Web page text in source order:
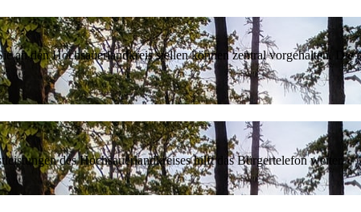
an den Hochsauerlandkreis stellen können zentral vorgehalten.
des Hochsauerlandkreises hilft das Bürgertelefon weiter.